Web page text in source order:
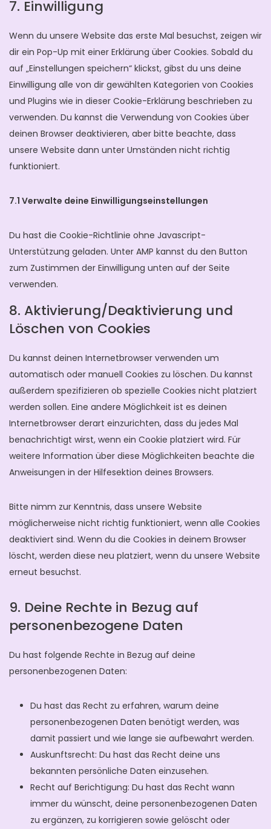
7. Einwilligung
Wenn du unsere Website das erste Mal besuchst, zeigen wir
dir ein Pop-Up mit einer Erklärung über Cookies. Sobald du
auf „Einstellungen speichern“ klickst, gibst du uns deine
Einwilligung alle von dir gewählten Kategorien von Cookies
und Plugins wie in dieser Cookie-Erklärung beschrieben zu
verwenden. Du kannst die Verwendung von Cookies über
deinen Browser deaktivieren, aber bitte beachte, dass
unsere Website dann unter Umständen nicht richtig
funktioniert.
7.1 Verwalte deine Einwilligungseinstellungen
Du hast die Cookie-Richtlinie ohne Javascript-
Unterstützung geladen. Unter AMP kannst du den Button
zum Zustimmen der Einwilligung unten auf der Seite
verwenden.
8. Aktivierung/Deaktivierung und
Löschen von Cookies
Du kannst deinen Internetbrowser verwenden um
automatisch oder manuell Cookies zu löschen. Du kannst
außerdem spezifizieren ob spezielle Cookies nicht platziert
werden sollen. Eine andere Möglichkeit ist es deinen
Internetbrowser derart einzurichten, dass du jedes Mal
benachrichtigt wirst, wenn ein Cookie platziert wird. Für
weitere Information über diese Möglichkeiten beachte die
Anweisungen in der Hilfesektion deines Browsers.
Bitte nimm zur Kenntnis, dass unsere Website
möglicherweise nicht richtig funktioniert, wenn alle Cookies
deaktiviert sind. Wenn du die Cookies in deinem Browser
löscht, werden diese neu platziert, wenn du unsere Website
erneut besuchst.
9. Deine Rechte in Bezug auf
personenbezogene Daten
Du hast folgende Rechte in Bezug auf deine
personenbezogenen Daten:
Du hast das Recht zu erfahren, warum deine
personenbezogenen Daten benötigt werden, was
damit passiert und wie lange sie aufbewahrt werden.
Auskunftsrecht: Du hast das Recht deine uns
bekannten persönliche Daten einzusehen.
Recht auf Berichtigung: Du hast das Recht wann
immer du wünscht, deine personenbezogenen Daten
zu ergänzen, zu korrigieren sowie gelöscht oder